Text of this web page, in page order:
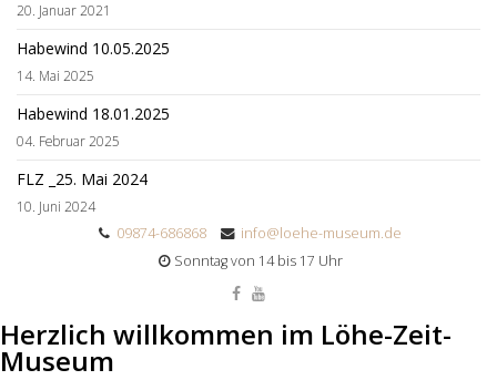
20. Januar 2021
Habewind 10.05.2025
14. Mai 2025
Habewind 18.01.2025
04. Februar 2025
FLZ _25. Mai 2024
10. Juni 2024
09874-686868
info@loehe-museum.de
Sonntag von 14 bis 17 Uhr
Herzlich willkommen im Löhe-Zeit-
Museum